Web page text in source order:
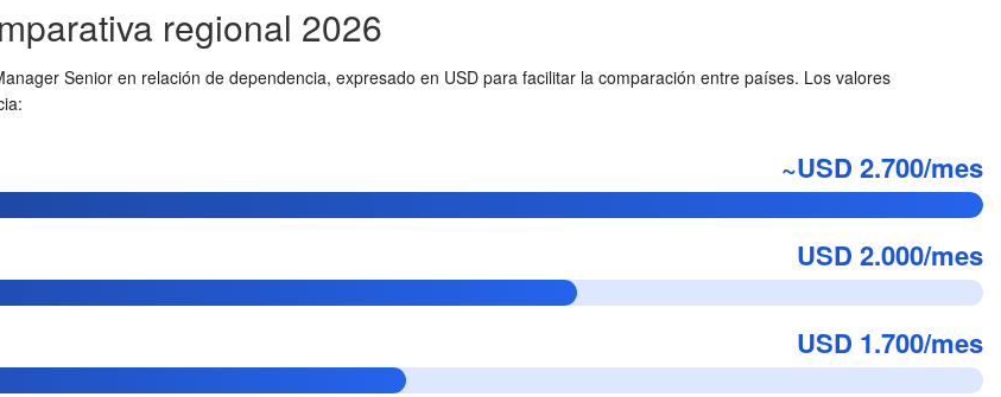
regional 2026
Senior en relación de dependencia, expresado en USD para facilitar la comparación entre países. Los valores
~USD 2.700/mes
USD 2.000/mes
USD 1.700/mes